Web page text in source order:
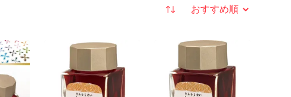
並び替え